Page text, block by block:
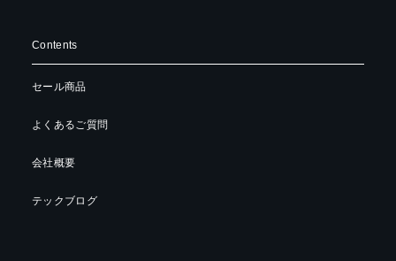
Contents
セール商品
よくあるご質問
会社概要
テックブログ